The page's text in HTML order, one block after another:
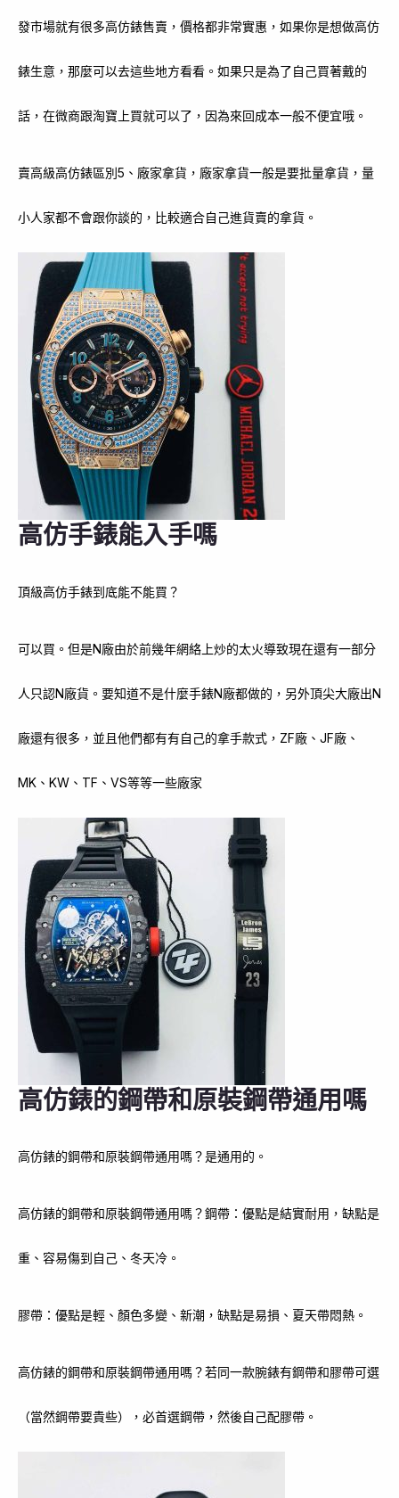
發市場就有很多高仿錶售賣，價格都非常實惠，如果你是想做高仿
錶生意，那麼可以去這些地方看看。如果只是為了自己買著戴的
話，在微商跟淘寶上買就可以了，因為來回成本一般不便宜哦。
賣高級高仿錶區別5、廠家拿貨，廠家拿貨一般是要批量拿貨，量
小人家都不會跟你談的，比較適合自己進貨賣的拿貨。
高仿手錶能入手嗎
頂級高仿手錶到底能不能買？
可以買。但是N廠由於前幾年網絡上炒的太火導致現在還有一部分
人只認N廠貨。要知道不是什麼手錶N廠都做的，另外頂尖大廠出N
廠還有很多，並且他們都有有自己的拿手款式，ZF廠、JF廠、
MK、KW、TF、VS等等一些廠家
高仿錶的鋼帶和原裝鋼帶通用嗎
高仿錶的鋼帶和原裝鋼帶通用嗎？是通用的。
高仿錶的鋼帶和原裝鋼帶通用嗎？鋼帶：優點是結實耐用，缺點是
重、容易傷到自己、冬天冷。
膠帶：優點是輕、顏色多變、新潮，缺點是易損、夏天帶悶熱。
高仿錶的鋼帶和原裝鋼帶通用嗎？若同一款腕錶有鋼帶和膠帶可選
（當然鋼帶要貴些），必首選鋼帶，然後自己配膠帶。